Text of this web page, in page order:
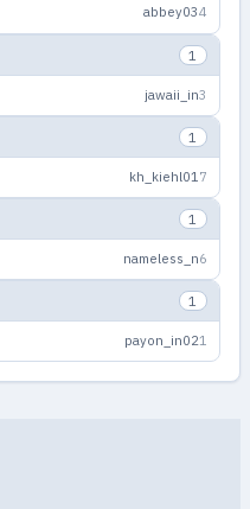
abbey034
1
jawaii_in3
1
kh_kiehl017
1
nameless_n6
1
payon_in021